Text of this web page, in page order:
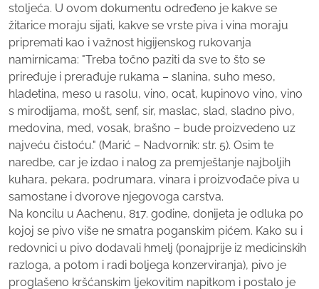
stoljeća. U ovom dokumentu određeno je kakve se
žitarice moraju sijati, kakve se vrste piva i vina moraju
pripremati kao i važnost higijenskog rukovanja
namirnicama: "Treba točno paziti da sve to što se
priređuje i prerađuje rukama – slanina, suho meso,
hladetina, meso u rasolu, vino, ocat, kupinovo vino, vino
s mirodijama, mošt, senf, sir, maslac, slad, sladno pivo,
medovina, med, vosak, brašno – bude proizvedeno uz
najveću čistoću." (Marić – Nadvornik: str. 5). Osim te
naredbe, car je izdao i nalog za premještanje najboljih
kuhara, pekara, podrumara, vinara i proizvođače piva u
samostane i dvorove njegovoga carstva.
Na koncilu u Aachenu, 817. godine, donijeta je odluka po
kojoj se pivo više ne smatra poganskim pićem. Kako su i
redovnici u pivo dodavali hmelj (ponajprije iz medicinskih
razloga, a potom i radi boljega konzerviranja), pivo je
proglašeno kršćanskim ljekovitim napitkom i postalo je